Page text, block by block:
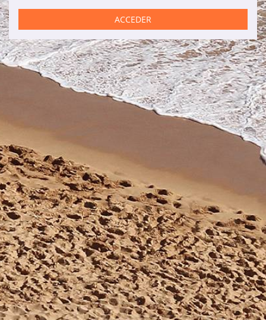
Servicios
Coches de alquiler
Mantenimiento
Reformas
Información de interés
Son Bou
Menorca
Blog
Acceso agencias
Avisos legales
Política de privacidad
Política de cookies
Política de calidad
Mapa web
ACCEDER